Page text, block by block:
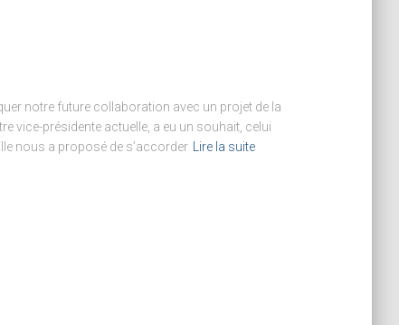
notre future collaboration avec un projet de la
vice-présidente actuelle, a eu un souhait, celui
nous a proposé de s’accorder
Lire la suite